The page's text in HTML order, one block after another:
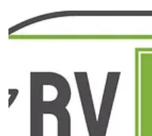
ルをご用意しているほか、広々